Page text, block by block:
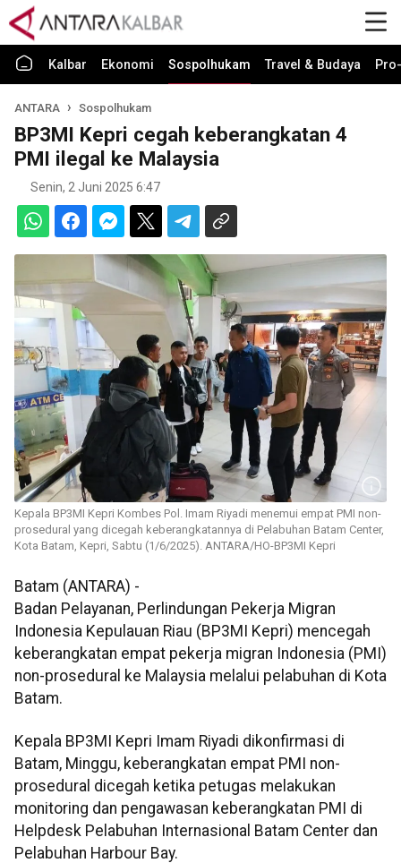
Kalbar Ekonomi Sospolhukam Travel & Budaya
ANTARA Sospolhukam
BP3MI Kepri cegah keberangkatan 4
PMI ilegal ke Malaysia
Senin, 2 Juni 2025 6:47
Kepala BP3MI Kepri Kombes Pol. Imam Riyadi menemui empat PMI non-
prosedural yang dicegah keberangkatannya di Pelabuhan Batam Center,
Kota Batam, Kepri, Sabtu (1/6/2025). ANTARA/HO-BP3MI Kepri
Batam (ANTARA) -
Badan Pelayanan, Perlindungan Pekerja Migran
Indonesia Kepulauan Riau (BP3MI Kepri) mencegah
keberangkatan empat pekerja migran Indonesia (PMI)
non-prosedural ke Malaysia melalui pelabuhan di Kota
Batam.
Kepala BP3MI Kepri Imam Riyadi dikonfirmasi di
Batam, Minggu, keberangkatan empat PMI non-
prosedural dicegah ketika petugas melakukan
monitoring dan pengawasan keberangkatan PMI di
Helpdesk Pelabuhan Internasional Batam Center dan
Pelabuhan Harbour Bay.